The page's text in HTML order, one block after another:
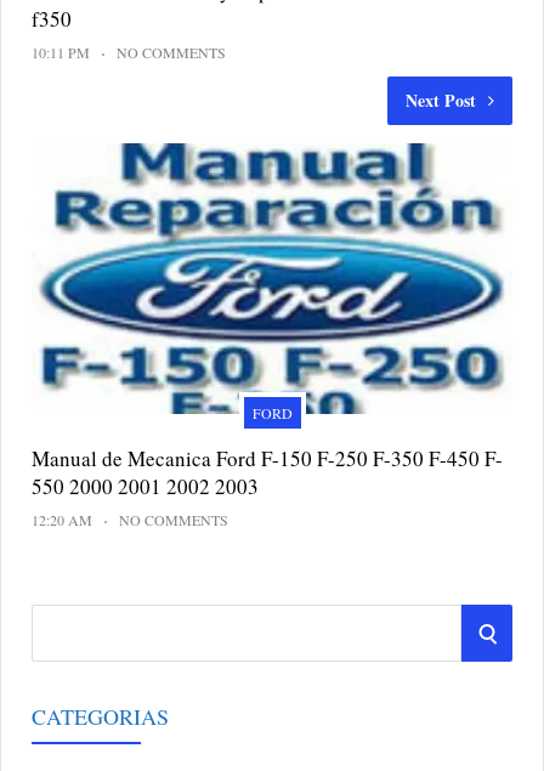
f350
10:11 PM NO COMMENTS
Next Post
FORD
Manual de Mecanica Ford F-150 F-250 F-350 F-450 F-
550 2000 2001 2002 2003
12:20 AM NO COMMENTS
r
c
S
CATEGORIAS